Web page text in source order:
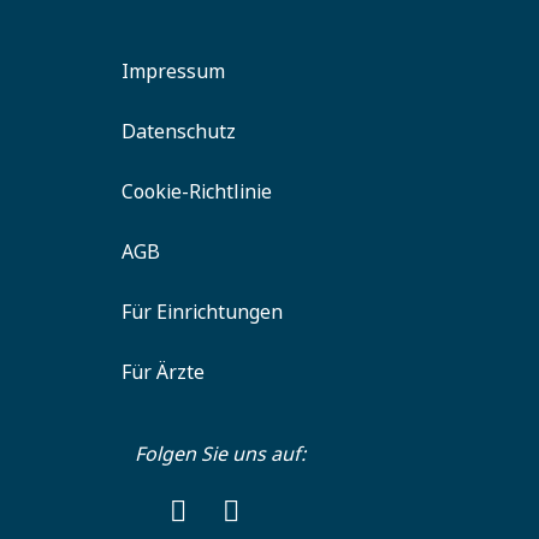
Impressum
Datenschutz
Cookie-Richtlinie
AGB
Für Einrichtungen
Für Ärzte
Folgen Sie uns auf: